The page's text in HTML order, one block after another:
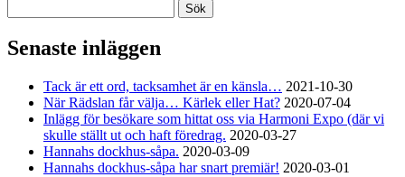
efter:
Senaste inläggen
Tack är ett ord, tacksamhet är en känsla… 2021-10-30
När Rädslan får välja… Kärlek eller Hat? 2020-07-04
Inlägg för besökare som hittat oss via Harmoni Expo (där vi
skulle ställt ut och haft föredrag. 2020-03-27
Hannahs dockhus-såpa. 2020-03-09
Hannahs dockhus-såpa har snart premiär! 2020-03-01